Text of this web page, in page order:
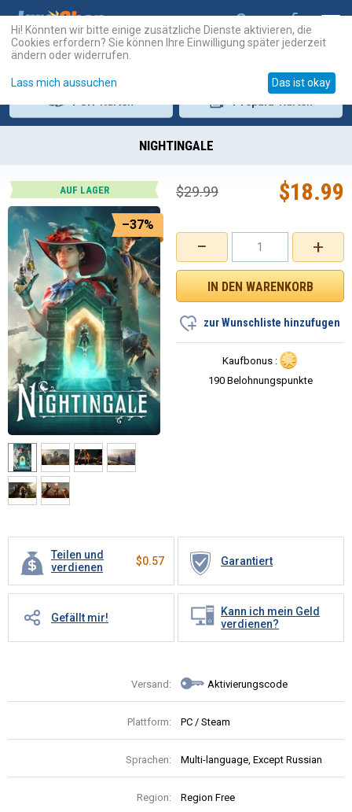
NIGHTINGALE
AUF LAGER
–37%
Teilen und
verdienen
$0.57 Garantiert
Gefällt mir!
Kann ich mein Geld
verdienen?
Versand: Aktivierungscode
Plattform: PC / Steam
Sprachen: Multi-language, Except Russian
Region: Region Free
+
−
$18.99
$29.99
zur Wunschliste hinzufugen
Kaufbonus :
190 Belohnungspunkte
Hi! Könnten wir bitte einige zusätzliche Dienste aktivieren, die
Cookies erfordern? Sie können Ihre Einwilligung später jederzeit
ändern oder widerrufen.
Lass mich aussuchen Das ist okay